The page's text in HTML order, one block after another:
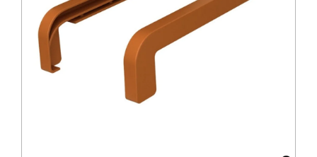
Trwałe materiały wykonania gwarantują łatwość w
utrzymaniu czystości, odporność na wilgoć, ścieranie oraz
długoletnią satysfakcję z użytkowania.
Zakończenia występują w wielu kolorach* - biały, brązowy,
złoty dąb (RAL 8003), orzech, antracyt, srebrny, czarny.
*zakończenia są w gładkich kolorach, bez struktury